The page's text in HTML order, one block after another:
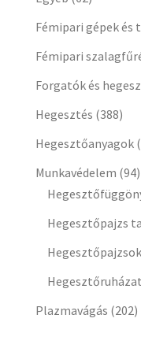
Fémipari gépek és
Fémipari
Forgatók és
Hegesztés (388)
Hegesztőanyagok
Munkavédelem (94)
Hegesztőpajzs
Plazmavágás (202)